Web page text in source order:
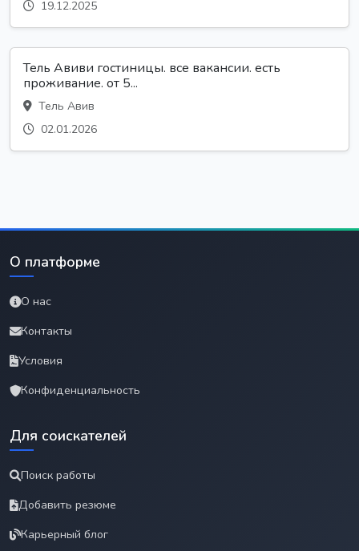
19.12.2025
Тель Авиви гостиницы. все вакансии. есть
проживание. от 5...
Тель Авив
02.01.2026
О платформе
О нас
Контакты
Условия
Конфиденциальность
Для соискателей
Поиск работы
Добавить резюме
Карьерный блог